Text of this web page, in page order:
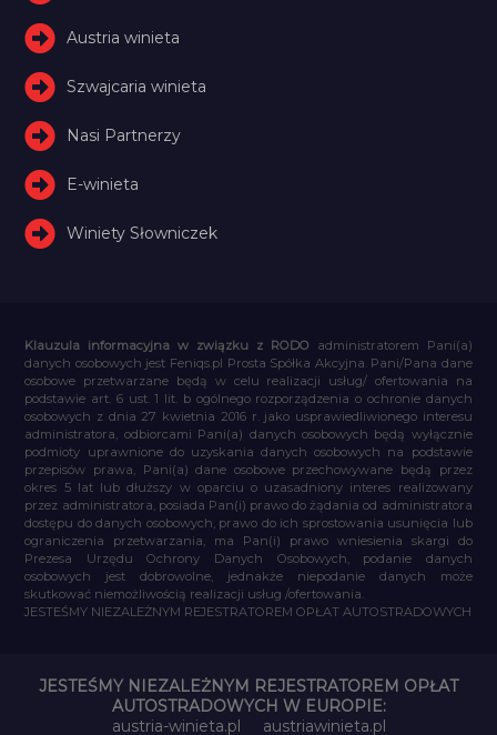
Austria winieta
Szwajcaria winieta
Nasi Partnerzy
E-winieta
Winiety Słowniczek
Klauzula informacyjna w związku z RODO administratorem Pani(a)
danych osobowych jest Feniqs.pl Prosta Spółka Akcyjna. Pani/Pana dane
osobowe przetwarzane będą w celu realizacji usług/ ofertowania na
podstawie art. 6 ust. 1 lit. b ogólnego rozporządzenia o ochronie danych
osobowych z dnia 27 kwietnia 2016 r. jako usprawiedliwionego interesu
administratora, odbiorcami Pani(a) danych osobowych będą wyłącznie
podmioty uprawnione do uzyskania danych osobowych na podstawie
przepisów prawa, Pani(a) dane osobowe przechowywane będą przez
okres 5 lat lub dłuższy w oparciu o uzasadniony interes realizowany
przez administratora, posiada Pan(i) prawo do żądania od administratora
dostępu do danych osobowych, prawo do ich sprostowania usunięcia lub
ograniczenia przetwarzania, ma Pan(i) prawo wniesienia skargi do
Prezesa Urzędu Ochrony Danych Osobowych, podanie danych
osobowych jest dobrowolne, jednakże niepodanie danych może
skutkować niemożliwością realizacji usług /ofertowania.
JESTEŚMY NIEZALEŻNYM REJESTRATOREM OPŁAT AUTOSTRADOWYCH
JESTEŚMY NIEZALEŻNYM REJESTRATOREM OPŁAT
AUTOSTRADOWYCH W EUROPIE:
austria-winieta.pl
austriawinieta.pl